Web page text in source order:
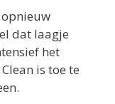
dat laagje
het
is toe te